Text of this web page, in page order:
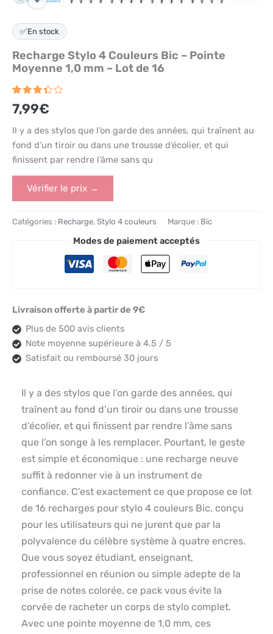
✅En stock
Recharge Stylo 4 Couleurs Bic – Pointe
Moyenne 1,0 mm – Lot de 16
Noté
3.4
basé
sur
9
notations
7,99€
Il y a des stylos que l’on garde des années, qui traînent au
fond d’un tiroir ou dans une trousse d’écolier, et qui
finissent par rendre l’âme sans qu
Vérifier le prix →
Catégories : Recharge, Stylo 4 couleurs Marque : Bic
Modes de paiement acceptés
Livraison offerte à partir de 9€
Plus de 500 avis clients
Note moyenne supérieure à 4,5 / 5
Satisfait ou remboursé 30 jours
Il y a des stylos que l’on garde des années, qui
traînent au fond d’un tiroir ou dans une trousse
d’écolier, et qui finissent par rendre l’âme sans
que l’on songe à les remplacer. Pourtant, le geste
est simple et économique : une recharge neuve
suffit à redonner vie à un instrument de
confiance. C’est exactement ce que propose ce lot
de 16 recharges pour stylo 4 couleurs Bic, conçu
pour les utilisateurs qui ne jurent que par la
polyvalence du célèbre système à quatre encres.
Que vous soyez étudiant, enseignant,
professionnel en réunion ou simple adepte de la
prise de notes colorée, ce pack vous évite la
corvée de racheter un corps de stylo complet.
Avec une pointe moyenne de 1,0 mm, ces